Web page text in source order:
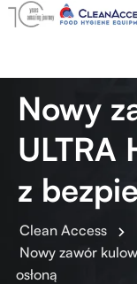
Nowy
ULTRA
z
Clean Access
Nowy zawór
osłoną